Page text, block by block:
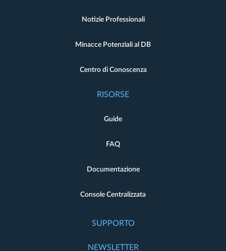
Notizie Professionali
Minacce Potenziali al DB
Centro di Conoscenza
RISORSE
Guide
FAQ
Documentazione
Console Centralizzata
SUPPORTO
NEWSLETTER